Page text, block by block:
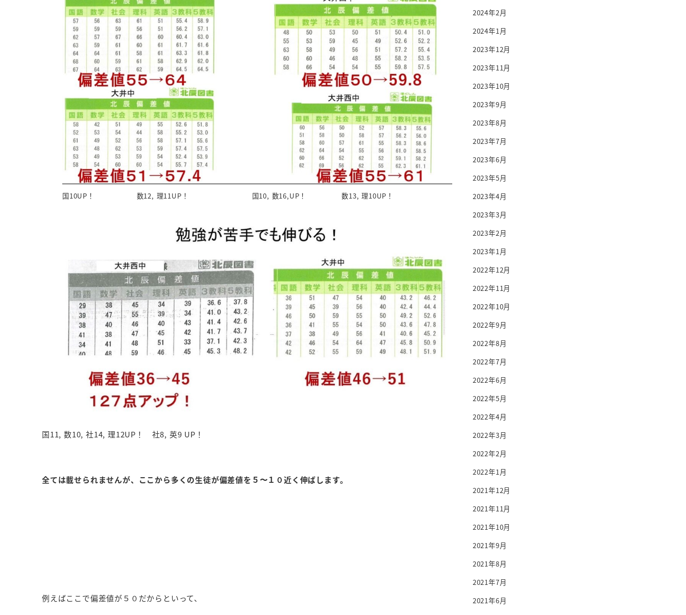
国10UP！ 数12, 理11UP！ 国10, 数16,UP！ 数13, 理10UP！
国11, 数10, 社14, 理12UP！ 社8, 英9 UP！
全ては載せられませんが、ここから多くの生徒が偏差値を５〜１０近く伸ばします。
例えばここで偏差値が５０だからといって、
2024年2月
2024年1月
2023年12月
2023年11月
2023年10月
2023年9月
2023年8月
2023年7月
2023年6月
2023年5月
2023年4月
2023年3月
2023年2月
2023年1月
2022年12月
2022年11月
2022年10月
2022年9月
2022年8月
2022年7月
2022年6月
2022年5月
2022年4月
2022年3月
2022年2月
2022年1月
2021年12月
2021年11月
2021年10月
2021年9月
2021年8月
2021年7月
2021年6月